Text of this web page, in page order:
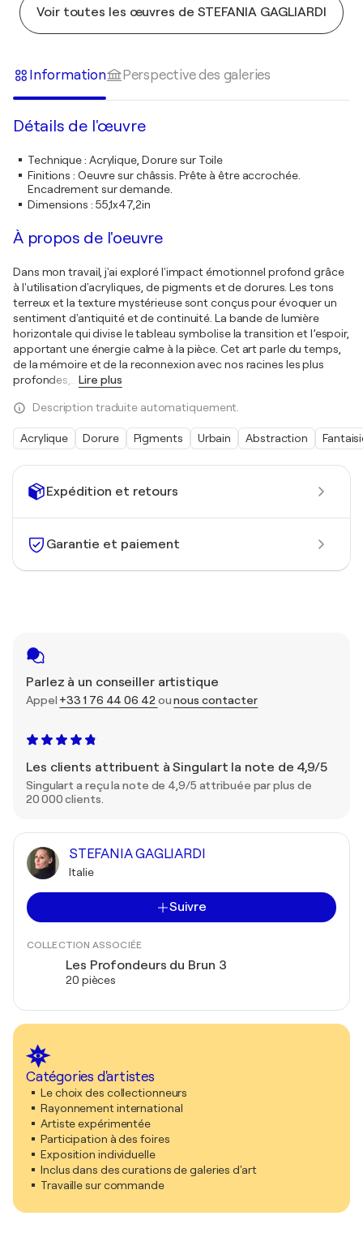
Expédition et retours
Garantie et paiement
Parlez à un conseiller artistique
Appel +33 1 76 44 06 42 ounous contacter
Les clients attribuent à Singulart la note de 4,9/5
Singulart a reçu la note de 4,9/5 attribuée par plus de
20 000 clients.
STEFANIA GAGLIARDI
Italie
Suivre
COLLECTION ASSOCIÉE
Les Profondeurs du Brun 3
20 pièces
Catégories d'artistes
Le choix des collectionneurs
Rayonnement international
Artiste expérimentée
Participation à des foires
Exposition individuelle
Inclus dans des curations de galeries d'art
Travaille sur commande
Voir toutes les œuvres de STEFANIA GAGLIARDI
Information Perspective des galeries
Détails de l'œuvre
Technique: Acrylique, Dorure sur Toile
Finitions : Oeuvre sur châssis. Prête à être accrochée.
Encadrement sur demande.
Dimensions : 55,1x47,2in
À propos de l'oeuvre
Dans mon travail, j'ai exploré l'impact émotionnel profond grâce
à l'utilisation d'acryliques, de pigments et de dorures. Les tons
terreux et la texture mystérieuse sont conçus pour évoquer un
sentiment d'antiquité et de continuité. La bande de lumière
horizontale qui divise le tableau symbolise la transition et l’espoir,
apportant une énergie calme à la pièce. Cet art parle du temps,
de la mémoire et de la reconnexion avec nos racines les plus
profondes,
Lire plus
Description traduite automatiquement.
Acrylique Dorure Pigments Urbain Abstraction